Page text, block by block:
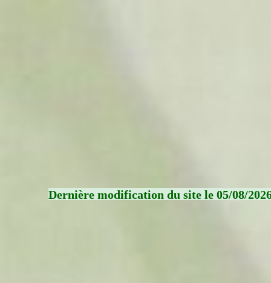
Dernière modification du site le 05/08/